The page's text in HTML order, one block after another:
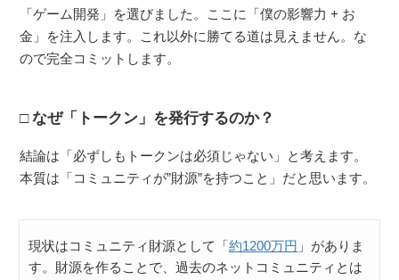
「ゲーム開発」を選びました。ここに「僕の影響力 + お
金」を注入します。これ以外に勝てる道は見えません。な
ので完全コミットします。
なぜ「トークン」を発行するのか？
結論は「必ずしもトークンは必須じゃない」と考えます。
本質は「コミュニティが”財源”を持つこと」だと思います。
現状はコミュニティ財源として「約1200万円 」がありま
す。財源を作ることで、過去のネットコミュニティとは